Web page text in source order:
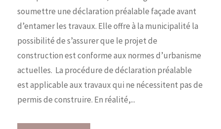
soumettre une déclaration préalable façade avant
d’entamer les travaux. Elle offre à la municipalité la
possibilité de s’assurer que le projet de
construction est conforme aux normes d’urbanisme
actuelles. La procédure de déclaration préalable
est applicable aux travaux qui ne nécessitent pas de
permis de construire. En réalité,...